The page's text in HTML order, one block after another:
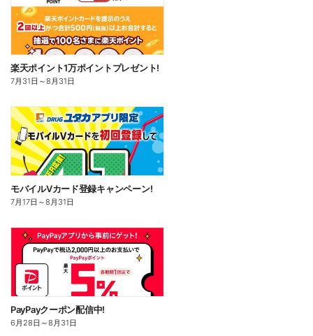
楽天ポイント1万ポイントプレゼント!
7月31日 ～8月31日
モバイルVカード登録キャンペーン!
7月17日 ～8月31日
PayPayクーポン配信中!
6月28日 ～8月31日